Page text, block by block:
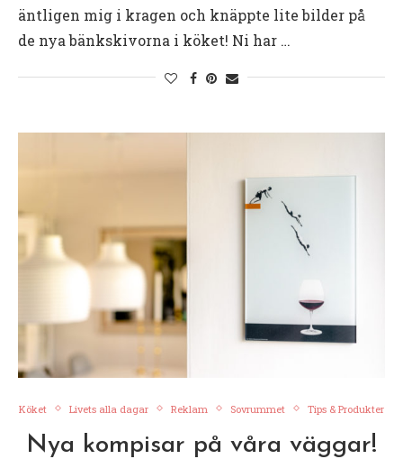
äntligen mig i kragen och knäppte lite bilder på
de nya bänkskivorna i köket! Ni har …
Köket Livets alla dagar Reklam Sovrummet Tips & Produkter
Nya kompisar på våra väggar!